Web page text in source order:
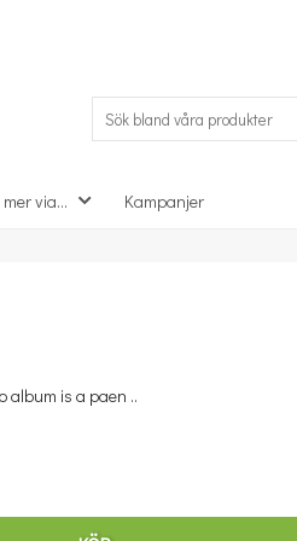
via... Kampanjer
album is a paen ..